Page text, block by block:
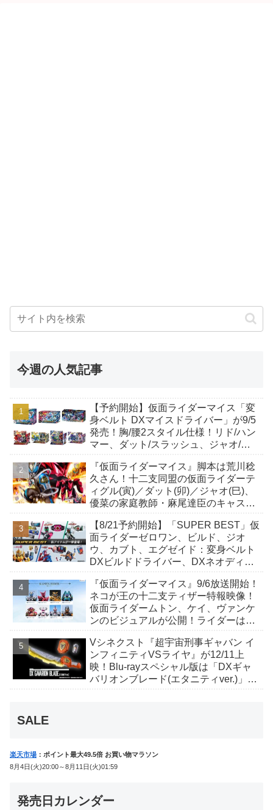
今週の人気記事
【予約開始】仮面ライダーマイス「変
身ベルト DXマイスドライバー」が9/5
発売！胸/腰2スタイル仕様！リド/ハン
マー、ダット/スラッシュ、ジャオ/バ
も！
『仮面ライダーマイス』脚本は荒川稔
久さん！十二支同盟の仮面ライダーテ
ィグル(寅)／ダット(卯)／ジャオ(巳)、
優菜の家庭教師・麻尾達臣のキャスト
んも変身！
【8/21予約開始】「SUPER BEST」仮
面ライダーゼロワン、ビルド、ジオ
ウ、カブト、エグゼイド：変身ベルト
DXビルドドライバー、DXネオディケ
か12点！
『仮面ライダーマイス』9/6放送開始！
ネコが王の十二支ティザー特報映像！
仮面ライダームトン、ケイ、ヴァンケ
ンのビジュアルが公開！ライダーは子
Vシネクスト『超宇宙刑事ギャバン イ
ンフィニティVSライヤ』が12/11上
映！Blu-rayスペシャル版は「DXギャ
バリオンブレード(エタニティver.)」
SALE
楽天市場 ：ポイント最大49.5倍 お買い物マラソン
8月4日(火)20:00～8月11日(火)01:59
発売日カレンダー